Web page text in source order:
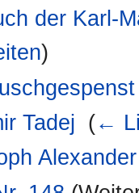
der Karl-
)
Tadej (←